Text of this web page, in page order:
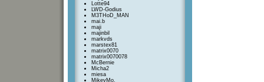
Lotte94
LWD-Godius
M3THoD_MAN
mai.b
maji
majinbil
markvds
marstex81
matrix0070
matrix0070078
McBernie
Micha2
miesa
MikeyMo.